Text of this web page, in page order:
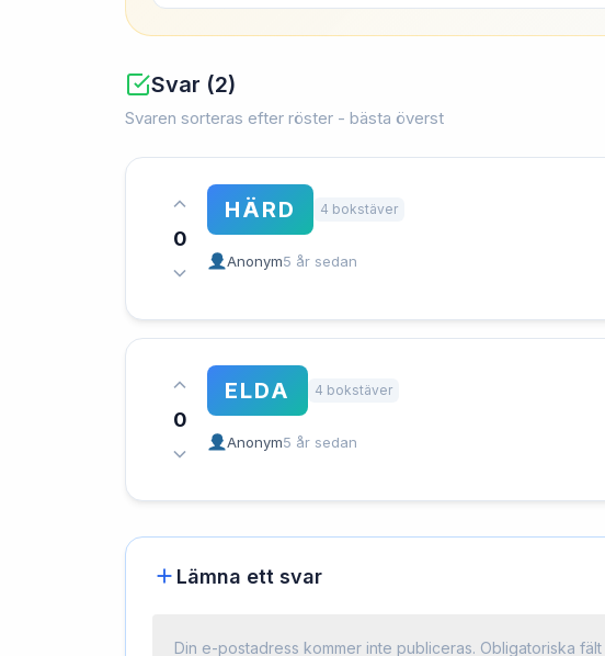
Svar (2)
Svaren sorteras efter röster - bästa överst
0
HÄRD 4 bokstäver
Anonym5 år sedan
0
ELDA 4 bokstäver
Anonym5 år sedan
Lämna ett svar
Din e-postadress kommer inte publiceras. Obligatoriska fält